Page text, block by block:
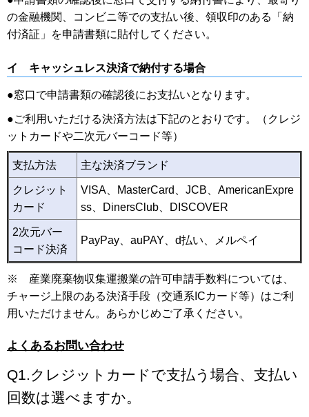
の金融機関、コンビニ等での支払い後、領収印のある「納
付済証」を申請書類に貼付してください。
イ キャッシュレス決済で納付する場合
●窓口で申請書類の確認後にお支払いとなります。
●ご利用いただける決済方法は下記のとおりです。（クレジ
ットカードや二次元バーコード等）
支払方法 主な決済ブランド
クレジット
カード
VISA、MasterCard、JCB、AmericanExpre
ss、DinersClub、DISCOVER
2次元バー
コード決済
PayPay、auPAY、d払い、メルペイ
※ 産業廃棄物収集運搬業の許可申請手数料については、
チャージ上限のある決済手段（交通系ICカード等）はご利
用いただけません。あらかじめご了承ください。
よくあるお問い合わせ
Q1.クレジットカードで支払う場合、支払い
回数は選べますか。